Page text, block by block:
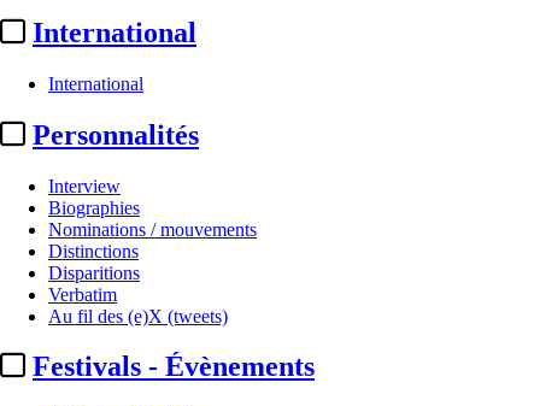
International
International
Personnalités
Interview
Biographies
Nominations / mouvements
Distinctions
Disparitions
Verbatim
Au fil des (e)X (tweets)
Festivals - Évènements